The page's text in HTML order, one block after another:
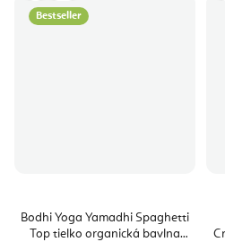
Bestseller
Bodhi Yoga Yamadhi Spaghetti
Top tielko organická bavlna